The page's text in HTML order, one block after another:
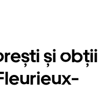
și obții